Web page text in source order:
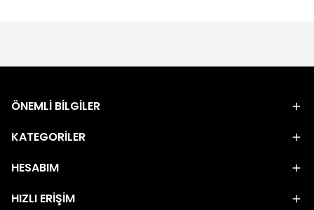
ÖNEMLİ BİLGİLER
KATEGORİLER
HESABIM
HIZLI ERİŞİM